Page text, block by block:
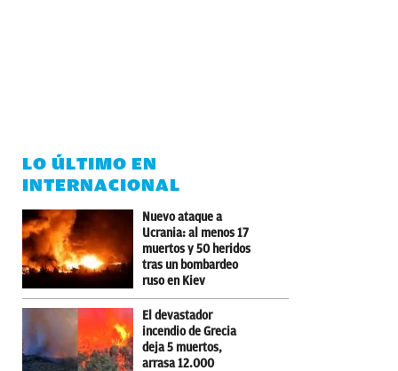
LO ÚLTIMO EN
INTERNACIONAL
Nuevo ataque a
Ucrania: al menos 17
muertos y 50 heridos
tras un bombardeo
ruso en Kiev
El devastador
incendio de Grecia
deja 5 muertos,
arrasa 12.000